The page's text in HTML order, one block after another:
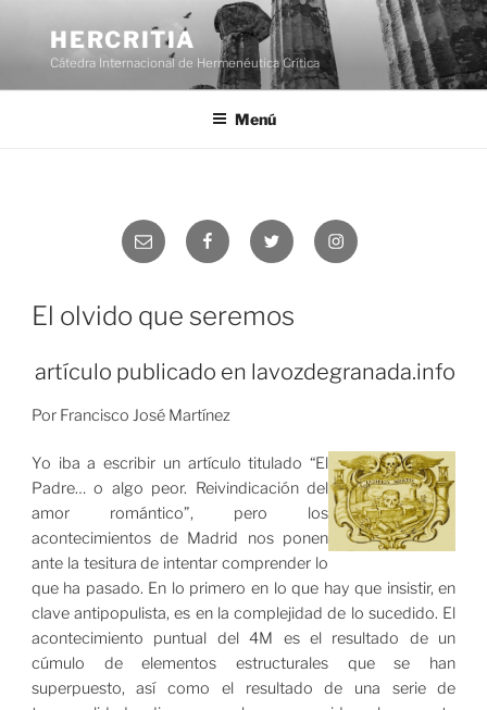
contenido
HERCRITIA
Cátedra Internacional de Hermenéutica Crítica
Menú
El olvido que seremos
artículo publicado en lavozdegranada.info
Por Francisco José Martínez
Yo iba a escribir un artículo titulado “El
Padre… o algo peor. Reivindicación del
amor romántico”, pero los
acontecimientos de Madrid nos ponen
ante la tesitura de intentar comprender lo
que ha pasado. En lo primero en lo que hay que insistir, en
clave antipopulista, es en la complejidad de lo sucedido. El
acontecimiento puntual del 4M es el resultado de un
cúmulo de elementos estructurales que se han
superpuesto, así como el resultado de una serie de
Correo
electrónico
FacebookTwitter Instagram